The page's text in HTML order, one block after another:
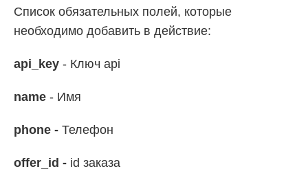
Список обязательных полей, которые
необходимо добавить в действие:
api_key - Ключ api
name - Имя
phone - Телефон
offer_id - id заказа